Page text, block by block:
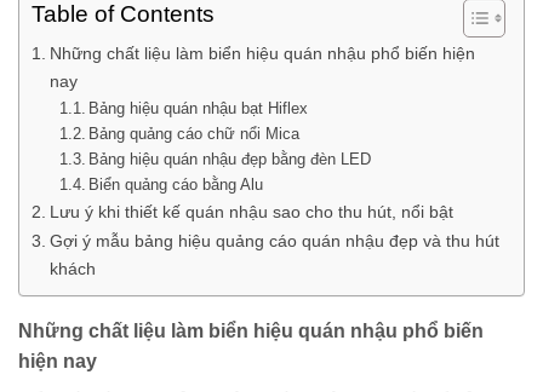
Table of Contents
Những chất liệu làm biển hiệu quán nhậu phổ biến hiện
nay
Bảng hiệu quán nhậu bạt Hiflex
Bảng quảng cáo chữ nổi Mica
Bảng hiệu quán nhậu đẹp bằng đèn LED
Biển quảng cáo bằng Alu
Lưu ý khi thiết kế quán nhậu sao cho thu hút, nổi bật
Gợi ý mẫu bảng hiệu quảng cáo quán nhậu đẹp và thu hút
khách
Những chất liệu làm biển hiệu quán nhậu phổ biến
hiện nay